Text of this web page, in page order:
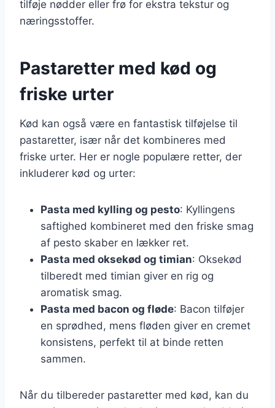
tilføje nødder eller frø for ekstra tekstur og
næringsstoffer.
Pastaretter med kød og
friske urter
Kød kan også være en fantastisk tilføjelse til
pastaretter, især når det kombineres med
friske urter. Her er nogle populære retter, der
inkluderer kød og urter:
Pasta med kylling og pesto: Kyllingens
saftighed kombineret med den friske smag
af pesto skaber en lækker ret.
Pasta med oksekød og timian: Oksekød
tilberedt med timian giver en rig og
aromatisk smag.
Pasta med bacon og fløde: Bacon tilføjer
en sprødhed, mens fløden giver en cremet
konsistens, perfekt til at binde retten
sammen.
Når du tilbereder pastaretter med kød, kan du